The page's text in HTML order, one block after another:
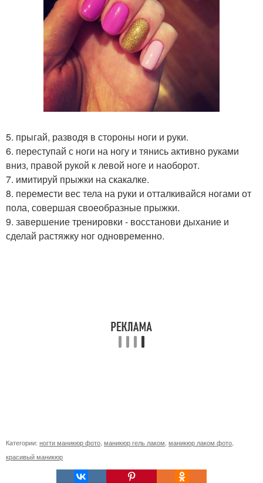
5. прыгай, разводя в стороны ноги и руки.
6. переступай с ноги на ногу и тянись активно руками
вниз, правой рукой к левой ноге и наоборот.
7. имитируй прыжки на скакалке.
8. перемести вес тела на руки и отталкивайся ногами от
пола, совершая своеобразные прыжки.
9. завершение тренировки - восстанови дыхание и
сделай растяжку ног одновременно.
Категории: ногти маникюр фото, маникюр гель лаком, маникюр лаком фото,
красивый маникюр